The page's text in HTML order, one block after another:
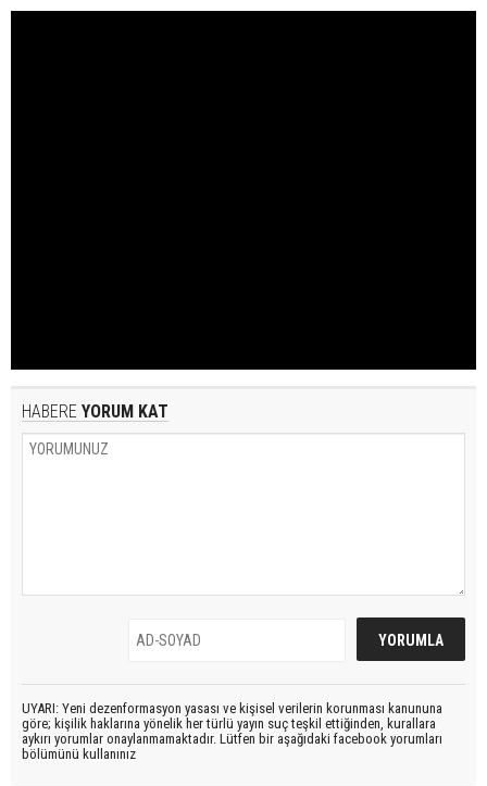
HABERE YORUM KAT
UYARI: Yeni dezenformasyon yasası ve kişisel verilerin korunması kanununa
göre; kişilik haklarına yönelik her türlü yayın suç teşkil ettiğinden, kurallara
aykırı yorumlar onaylanmamaktadır. Lütfen bir aşağıdaki facebook yorumları
bölümünü kullanınız